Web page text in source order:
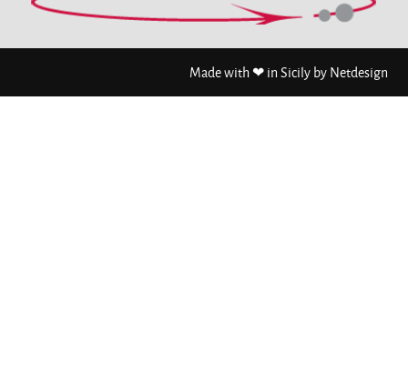
Made with ❤ in Sicily byNetdesign